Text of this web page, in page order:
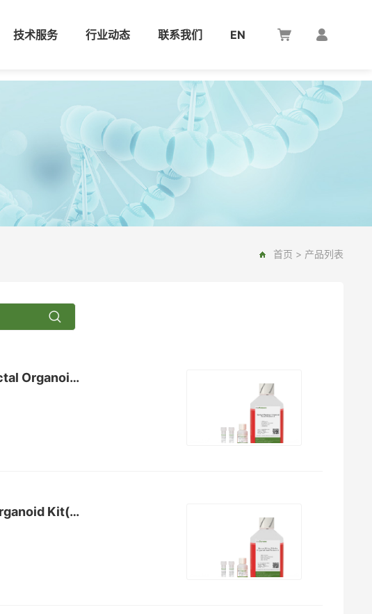
技术服务 行业动态 联系我们 EN
首页 > 产品列表
人胰腺导管（无血清）Human Pancreas Ductal Organoid Kit(Serum-free)（K2013...
肾小管（无血清）Human Kidney Tubular Organoid Kit(Serum-free)（K2014-KT）